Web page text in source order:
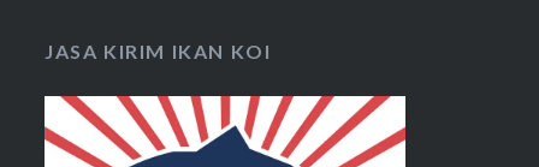
JASA KIRIM IKAN KOI